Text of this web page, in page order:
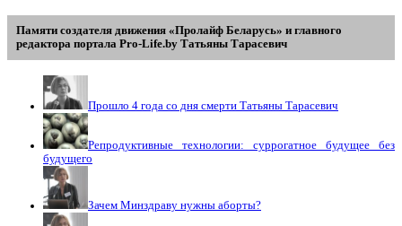
Памяти создателя движения «Пролайф Беларусь» и главного
редактора портала Pro-Life.by Tатьяны Tарасевич
Прошло 4 года со дня смерти Татьяны Тарасевич
Репродуктивные технологии: суррогатное будущее без
будущего
Зачем Минздраву нужны аборты?